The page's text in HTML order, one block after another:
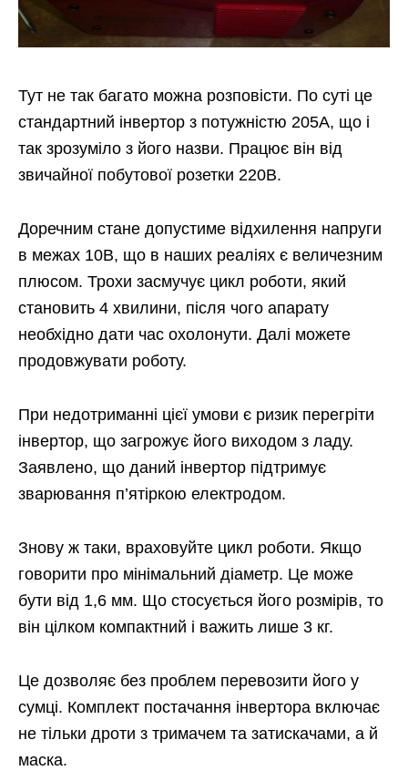
Тут не так багато можна розповісти. По суті це
стандартний інвертор з потужністю 205А, що і
так зрозуміло з його назви. Працює він від
звичайної побутової розетки 220В.
Доречним стане допустиме відхилення напруги
в межах 10В, що в наших реаліях є величезним
плюсом. Трохи засмучує цикл роботи, який
становить 4 хвилини, після чого апарату
необхідно дати час охолонути. Далі можете
продовжувати роботу.
При недотриманні цієї умови є ризик перегріти
інвертор, що загрожує його виходом з ладу.
Заявлено, що даний інвертор підтримує
зварювання п’ятіркою електродом.
Знову ж таки, враховуйте цикл роботи. Якщо
говорити про мінімальний діаметр. Це може
бути від 1,6 мм. Що стосується його розмірів, то
він цілком компактний і важить лише 3 кг.
Це дозволяє без проблем перевозити його у
сумці. Комплект постачання інвертора включає
не тільки дроти з тримачем та затискачами, а й
маска.